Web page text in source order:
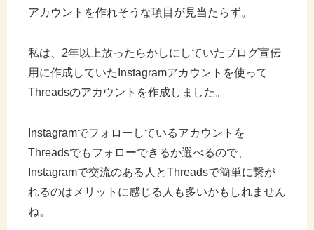
アカウントを作れそうな項目が見当たらず。
私は、2年以上放ったらかしにしていたブログ宣伝
用に作成していたInstagramアカウントを使って
Threadsのアカウントを作成しました。
Instagramでフォローしているアカウントを
Threadsでもフォローできるか選べるので、
Instagramで交流のある人とThreadsで簡単に繋が
れるのはメリットに感じる人も多いかもしれません
ね。